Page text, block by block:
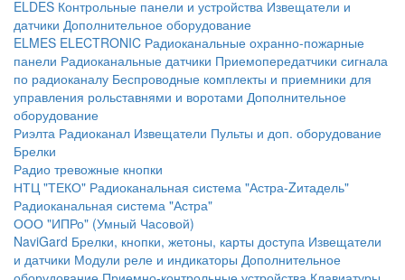
ELDES Контрольные панели и устройства Извещатели и
датчики Дополнительное оборудование
ELMES ELECTRONIC Радиоканальные охранно-пожарные
панели Радиоканальные датчики Приемопередатчики сигнала
по радиоканалу Беспроводные комплекты и приемники для
управления рольставнями и воротами Дополнительное
оборудование
Риэлта Радиоканал Извещатели Пульты и доп. оборудование
Брелки
Радио тревожные кнопки
НТЦ "ТЕКО" Радиоканальная система "Астра-Zитадель"
Радиоканальная система "Астра"
ООО "ИПРо" (Умный Часовой)
NaviGard Брелки, кнопки, жетоны, карты доступа Извещатели
и датчики Модули реле и индикаторы Дополнительное